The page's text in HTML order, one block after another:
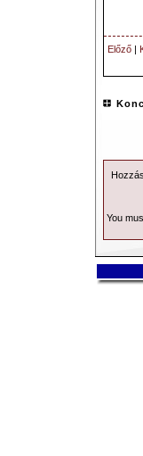
Előző |
You